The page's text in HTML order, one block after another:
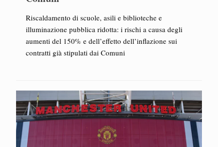
Riscaldamento di scuole, asili e biblioteche e
illuminazione pubblica ridotta: i rischi a causa degli
aumenti del 150% e dell’effetto dell’inflazione sui
contratti già stipulati dai Comuni